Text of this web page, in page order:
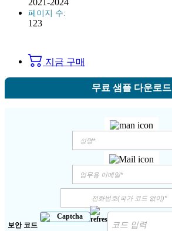
페이지 수:
123
지금 구매
무료 샘플 다운로드
보안 코드